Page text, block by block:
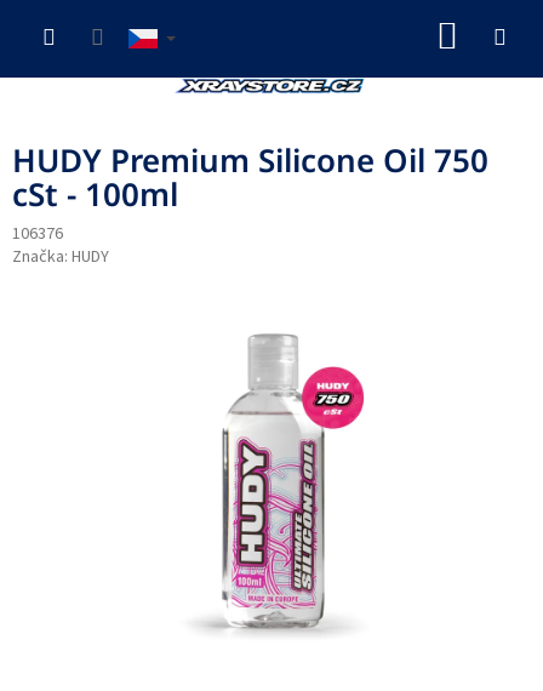
HUDY Premium Silicone Oil 750
cSt - 100ml
106376
Značka: HUDY